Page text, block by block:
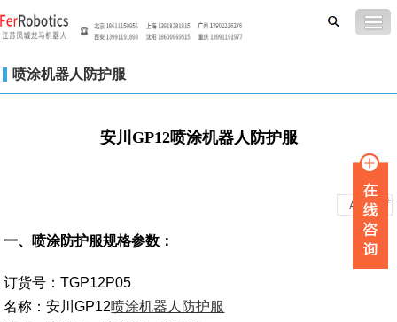
喷涂机器人防护服
安川GP12喷涂机器人防护服
A A +
一、喷涂防护服规格参数：
订货号：TGP12P05
名称：安川GP12喷涂机器人防护服